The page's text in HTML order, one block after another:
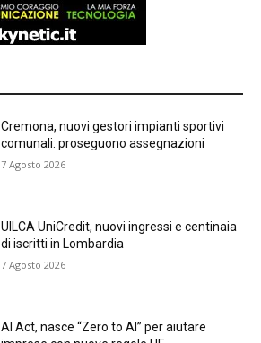
Cremona, nuovi gestori impianti sportivi
comunali: proseguono assegnazioni
7 Agosto 2026
UILCA UniCredit, nuovi ingressi e centinaia
di iscritti in Lombardia
7 Agosto 2026
AI Act, nasce “Zero to AI” per aiutare